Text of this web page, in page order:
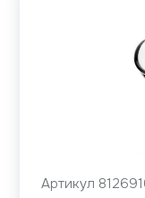
Артикул